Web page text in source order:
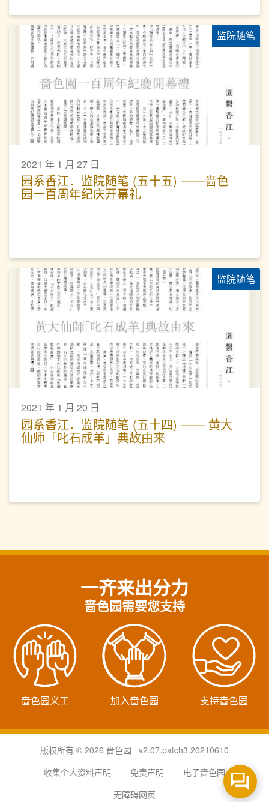
监院随笔
2021 年 1 月 27 日
园系香江．监院随笔 (五十五) ——啬色
园一百周年纪庆开幕礼
监院随笔
2021 年 1 月 20 日
园系香江．监院随笔 (五十四) —— 黄大
仙师「叱石成羊」典故由来
一齐来出分力
啬色园需要您支持
啬色园义工 加入啬色园 支持啬色园
版权所有 © 2026 啬色园 v2.07.patch3.20210610
收集个人资料声明
免责声明
电子啬色园
无障碍网页